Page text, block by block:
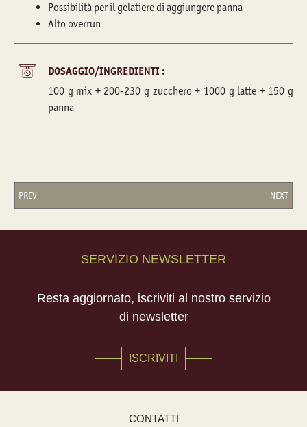
Possibilità per il gelatiere di aggiungere panna
Alto overrun
DOSAGGIO/INGREDIENTI :
100 g mix + 200-230 g zucchero + 1000 g latte + 150 g
panna
PREV NEXT
SERVIZIO NEWSLETTER
Resta aggiornato, iscriviti al nostro servizio
di newsletter
ISCRIVITI
CONTATTI